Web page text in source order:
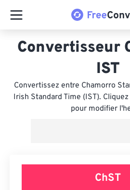
Convertisseur
IST
Convertissez entre Chamorro
Irish Standard Time (IST).
pour modifier
ChST